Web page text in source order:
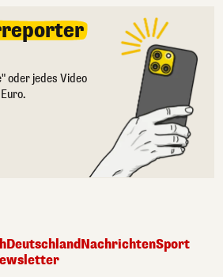
oder jedes Video
DeutschlandNachrichtenSport